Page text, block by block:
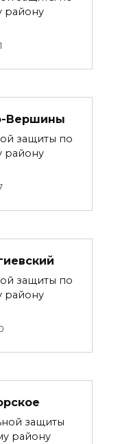
району
Вершины
защиты по
району
защиты по
району
защиты
району